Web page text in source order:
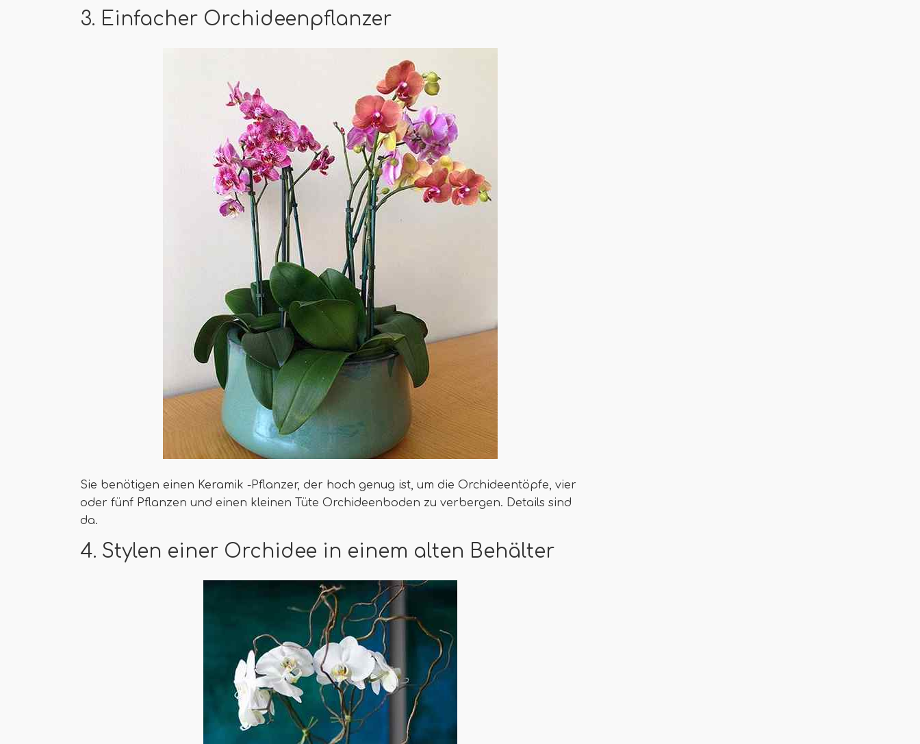
3. Einfacher Orchideenpflanzer
Sie benötigen einen Keramik -Pflanzer, der hoch genug ist, um die Orchideentöpfe, vier
oder fünf Pflanzen und einen kleinen Tüte Orchideenboden zu verbergen. Details sind
da.
4. Stylen einer Orchidee in einem alten Behälter